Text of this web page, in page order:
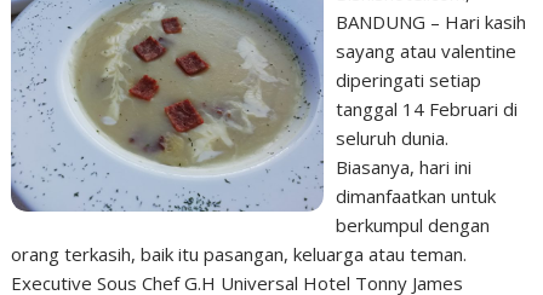
BANDUNG – Hari kasih
sayang atau valentine
diperingati setiap
tanggal 14 Februari di
seluruh dunia.
Biasanya, hari ini
dimanfaatkan untuk
berkumpul dengan
orang terkasih, baik itu pasangan, keluarga atau teman.
Executive Sous Chef G.H Universal Hotel Tonny James